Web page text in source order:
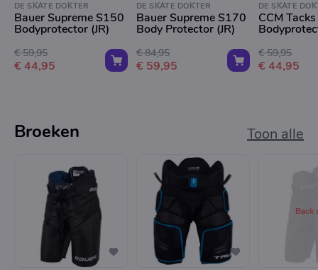
DE SKATE DOKTER
Bauer Supreme S150
Bodyprotector (JR)
€ 59,95
€ 44,95
DE SKATE DOKTER
Bauer Supreme S170
Body Protector (JR)
€ 84,95
€ 59,95
DE SKATE
CCM
€ 59,95
€ 44,95
Broeken Toon alle
Back